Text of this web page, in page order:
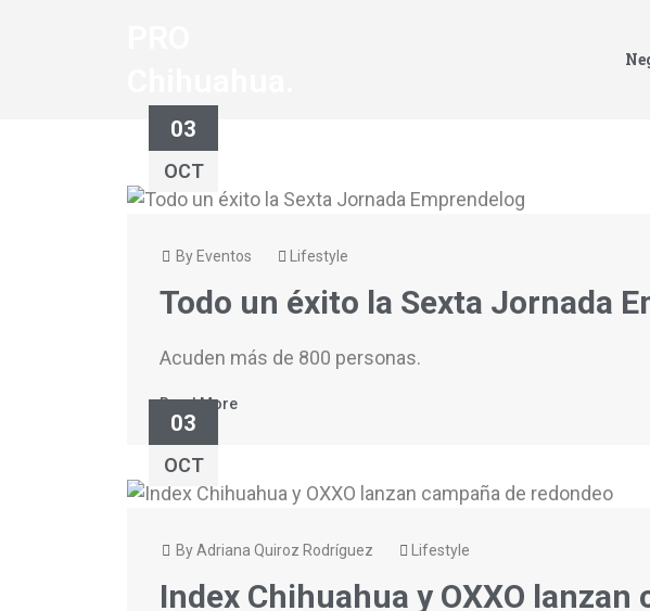
03
OCT
By Eventos Lifestyle
Todo un éxito la Sexta Jornada
Acuden más de 800 personas.
Read More
03
OCT
By Adriana Quiroz Rodríguez Lifestyle
Index Chihuahua y OXXO